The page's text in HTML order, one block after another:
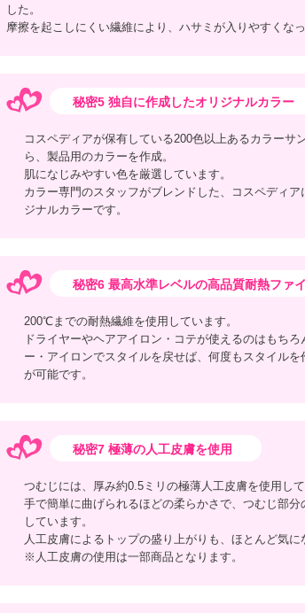
した。
摩擦を起こしにくい繊維により、ハサミが入りやすくなっ
秘密5 独自に作成したオリジナルカラー
コスペディアが保有している200色以上あるカラーサ
ら、製品用のカラーを作成。
肌になじみやすい色を厳選しています。
カラー専門のスタッフがブレンドした、コスペディア
ジナルカラーです。
秘密6 最高水準レベルの高品質耐熱ファ
200℃までの耐熱繊維を使用しています。
ドライヤーやヘアアイロン・コテが使えるのはもちろ
ー・アイロンでスタイルを戻せば、何度もスタイルを
が可能です。
秘密7 極薄の人工皮膚を使用
つむじには、厚み約0.5ミリの極薄人工皮膚を使用して
手で簡単に曲げられるほどの柔らかさで、つむじ部分
しています。
人工皮膚によるトップの盛り上がりも、ほとんど気に
※人工皮膚の使用は一部商品となります。